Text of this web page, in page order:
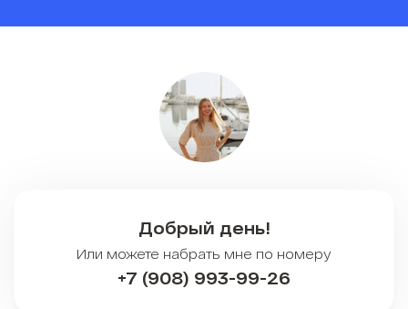
Добрый день!
Или можете набрать мне по номеру
+7 (908) 993-99-26